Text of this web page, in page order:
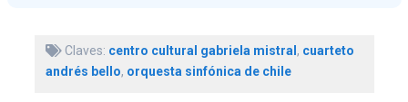
Claves: centro cultural gabriela mistral, cuarteto
andrés bello, orquesta sinfónica de chile